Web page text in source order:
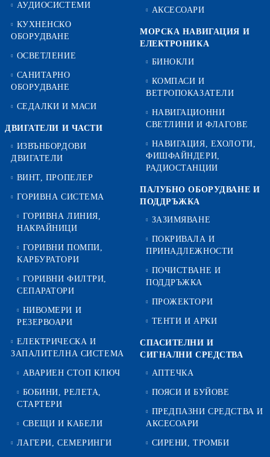
АУДИОСИСТЕМИ
КУХНЕНСКО
ОБОРУДВАНЕ
ОСВЕТЛЕНИЕ
САНИТАРНО
ОБОРУДВАНЕ
СЕДАЛКИ И МАСИ
ДВИГАТЕЛИ И ЧАСТИ
ИЗВЪНБОРДОВИ
ДВИГАТЕЛИ
ВИНТ, ПРОПЕЛЕР
ГОРИВНА СИСТЕМА
ГОРИВНА ЛИНИЯ,
НАКРАЙНИЦИ
ГОРИВНИ ПОМПИ,
КАРБУРАТОРИ
ГОРИВНИ ФИЛТРИ,
СЕПАРАТОРИ
НИВОМЕРИ И
РЕЗЕРВОАРИ
ЕЛЕКТРИЧЕСКА И
ЗАПАЛИТЕЛНА СИСТЕМА
АВАРИЕН СТОП КЛЮЧ
БОБИНИ, РЕЛЕТА,
СТАРТЕРИ
СВЕЩИ И КАБЕЛИ
ЛАГЕРИ, СЕМЕРИНГИ
АКСЕСОАРИ
МОРСКА НАВИГАЦИЯ И
ЕЛЕКТРОНИКА
БИНОКЛИ
КОМПАСИ И
ВЕТРОПОКАЗАТЕЛИ
НАВИГАЦИОННИ
СВЕТЛИНИ И ФЛАГОВЕ
НАВИГАЦИЯ, ЕХОЛОТИ,
ФИШФАЙНДЕРИ,
РАДИОСТАНЦИИ
ПАЛУБНО ОБОРУДВАНЕ И
ПОДДРЪЖКА
ЗАЗИМЯВАНЕ
ПОКРИВАЛА И
ПРИНАДЛЕЖНОСТИ
ПОЧИСТВАНЕ И
ПОДДРЪЖКА
ПРОЖЕКТОРИ
ТЕНТИ И АРКИ
СПАСИТЕЛНИ И
СИГНАЛНИ СРЕДСТВА
АПТЕЧКА
ПОЯСИ И БУЙОВЕ
ПРЕДПАЗНИ СРЕДСТВА И
АКСЕСОАРИ
СИРЕНИ, ТРОМБИ